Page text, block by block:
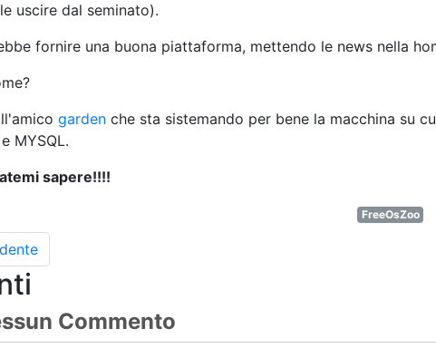
uscire dal seminato).
fornire una buona piattaforma, mettendo le news nella
garden che sta sistemando per bene la macchina su
MYSQL.
sapere!!!!
FreeOsZoo
Commento